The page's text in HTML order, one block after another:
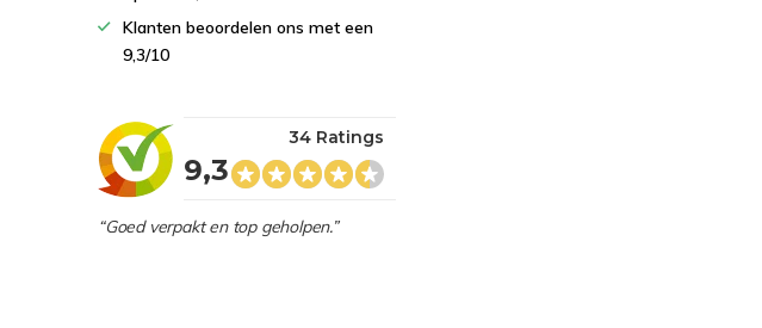
Klanten beoordelen ons met een
9,3/10
9,3
34 Ratings
“Goed verpakt en top geholpen.”